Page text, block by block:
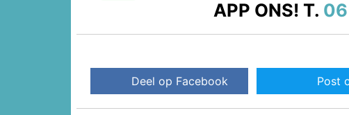
APP ONS! T. 06
Deel op Facebook Post